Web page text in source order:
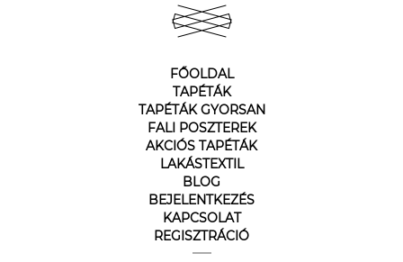
FŐOLDAL
TAPÉTÁK
TAPÉTÁK GYORSAN
FALI POSZTEREK
AKCIÓS TAPÉTÁK
LAKÁSTEXTIL
BLOG
BEJELENTKEZÉS
KAPCSOLAT
REGISZTRÁCIÓ